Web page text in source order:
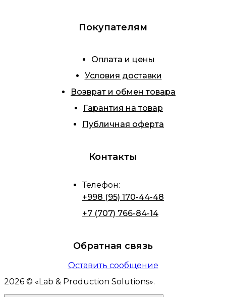
Покупателям
Оплата и цены
Условия доставки
Возврат и обмен товара
Гарантия на товар
Публичная оферта
Контакты
Телефон:
+998 (95) 170-44-48
+7 (707) 766-84-14
Обратная связь
Оставить сообщение
2026 © « Lab & Production Solutions».